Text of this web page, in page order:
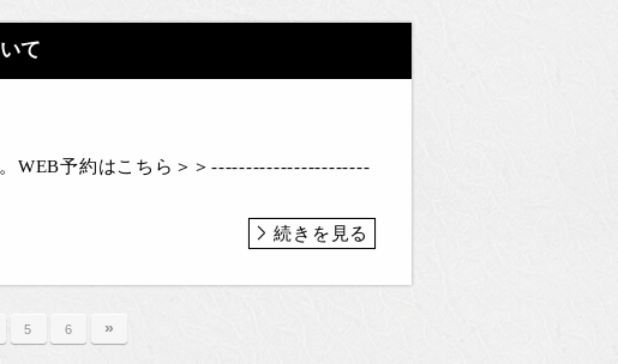
て
WEB予約はこちら＞＞-----------------------
続きを見る
5 6 »